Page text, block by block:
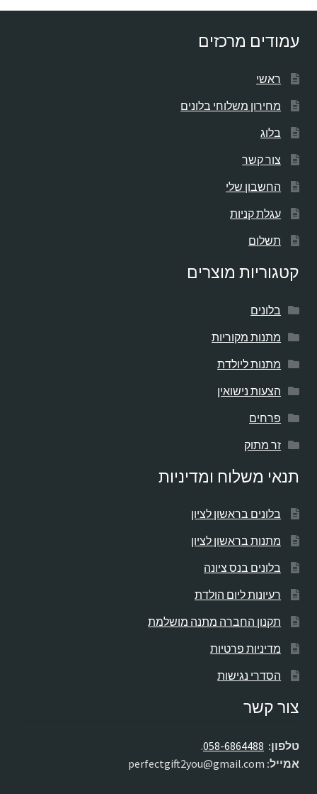
עמודים מרכזים
ראשי
מחירון משלוחי בלונים
בלוג
צור קשר
החשבון שלי
עגלת קניות
תשלום
קטגוריות מוצרים
בלונים
מתנות מקוריות
מתנות ליולדת
הצעות נישואין
פרחים
זר מתוק
תנאי משלוח ומדיניות
בלונים בראשון לציון
מתנות בראשון לציון
בלונים בנס ציונה
רעיונות ליום הולדת
תקנון החברה מתנה מושלמת
מדיניות פרטיות
הסדרי נגישות
צור קשר
טלפון: 058-6864488
.
אמייל: